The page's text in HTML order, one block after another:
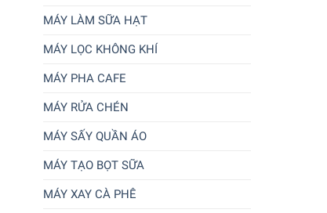
MÁY LÀM SỮA HẠT
MÁY LỌC KHÔNG KHÍ
MÁY PHA CAFE
MÁY RỬA CHÉN
MÁY SẤY QUẦN ÁO
MÁY TẠO BỌT SỮA
MÁY XAY CÀ PHÊ